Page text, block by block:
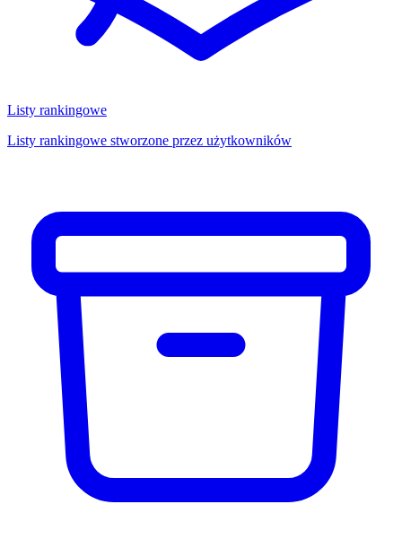
Listy rankingowe
Listy rankingowe stworzone przez użytkowników